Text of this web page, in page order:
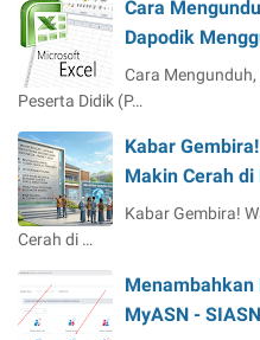
Cara
Dapodik
Cara
Peserta Didik (P…
Kabar
Makin Cerah
Kabar Gembira!
Cerah di …
Menambahkan
MyASN -